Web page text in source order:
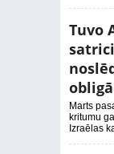
Tuvo
Marts
kritumu
Izraēlas